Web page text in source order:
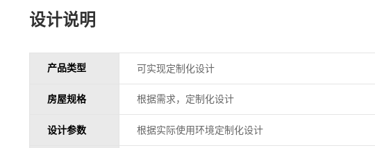
设计说明
产品类型 可实现定制化设计
房屋规格 根据需求，定制化设计
设计参数 根据实际使用环境定制化设计